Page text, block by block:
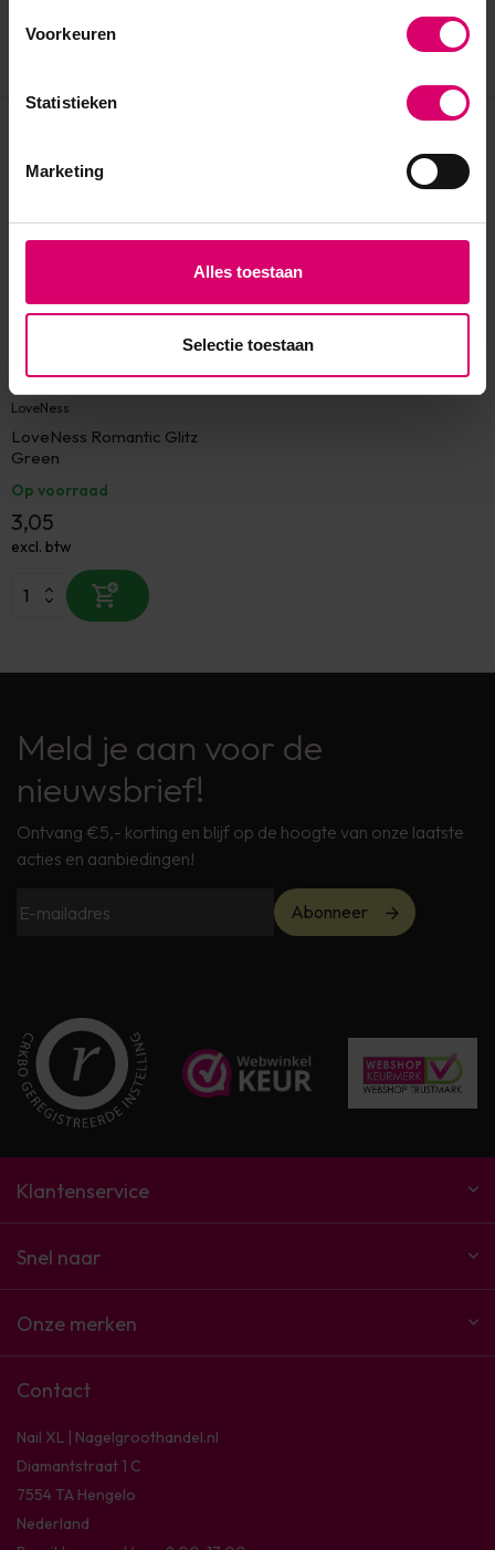
Voorkeuren
Statistieken
Marketing
Alles toestaan
Selectie toestaan
LoveNess
LoveNess Romantic Glitz
Green
Op voorraad
3,05
excl. btw
Meld je aan voor de
nieuwsbrief!
Ontvang €5,- korting en blijf op de hoogte van onze laatste
acties en aanbiedingen!
Abonneer
Klantenservice
Snel naar
Onze merken
Contact
Nail XL | Nagelgroothandel.nl
Diamantstraat 1 C
7554 TA Hengelo
Nederland